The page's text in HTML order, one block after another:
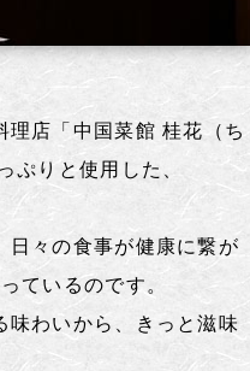
理店「中国菜館 桂花（ち
ぷりと使用した、
日々の食事が健康に繋が
ているのです。
味わいから、きっと滋味